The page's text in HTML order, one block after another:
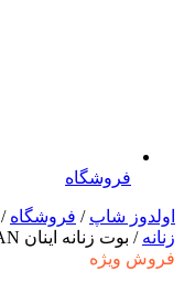
فروشگاه
اولدوز شاپ / فروشگاه /
زنانه / بوت زنانه اینان INAN
فروش ویژه